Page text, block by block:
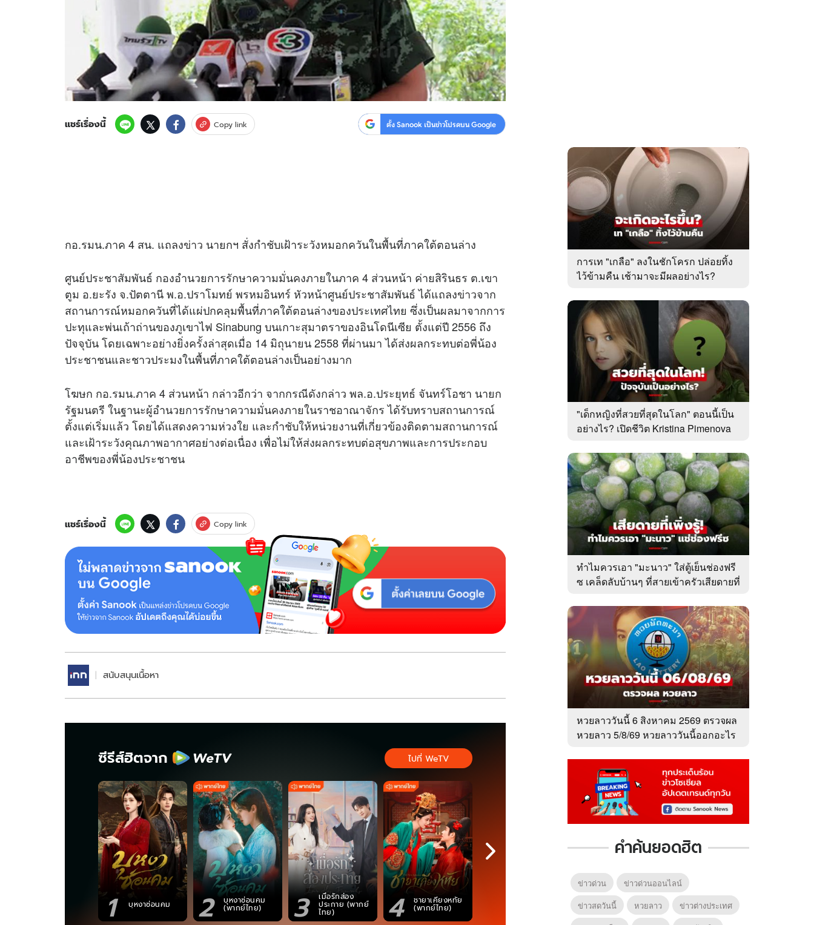
สงวนลิขสิทธิ์ © บริษัท อิมเมจ ฟิวเจอร์ (ประเทศไทย) จำกัด
แชร์เรื่องนี้ Copy link ตั้ง Sanook เป็นข่าวโปรดบน Google
กอ.รมน.ภาค 4 สน. แถลงข่าว นายกฯ สั่งกำชับเฝ้าระวังหมอกควันในพื้นที่ภาคใต้ตอนล่าง
ศูนย์ประชาสัมพันธ์ กองอำนวยการรักษาความมั่นคงภายในภาค 4 ส่วนหน้า ค่ายสิรินธร ต.เขา
ตูม อ.ยะรัง จ.ปัตตานี พ.อ.ปราโมทย์ พรหมอินทร์ หัวหน้าศูนย์ประชาสัมพันธ์ ได้แถลงข่าวจาก
สถานการณ์หมอกควันที่ได้แผ่ปกคลุมพื้นที่ภาคใต้ตอนล่างของประเทศไทย ซึ่งเป็นผลมาจากการ
ปะทุและพ่นเถ้าถ่านของภูเขาไฟ Sinabung บนเกาะสุมาตราของอินโดนีเซีย ตั้งแต่ปี 2556 ถึง
ปัจจุบัน โดยเฉพาะอย่างยิ่งครั้งล่าสุดเมื่อ 14 มิถุนายน 2558 ที่ผ่านมา ได้ส่งผลกระทบต่อพี่น้อง
ประชาชนและชาวประมงในพื้นที่ภาคใต้ตอนล่างเป็นอย่างมาก
โฆษก กอ.รมน.ภาค 4 ส่วนหน้า กล่าวอีกว่า จากกรณีดังกล่าว พล.อ.ประยุทธ์ จันทร์โอชา นายก
รัฐมนตรี ในฐานะผู้อำนวยการรักษาความมั่นคงภายในราชอาณาจักร ได้รับทราบสถานการณ์
ตั้งแต่เริ่มแล้ว โดยได้แสดงความห่วงใย และกำชับให้หน่วยงานที่เกี่ยวข้องติดตามสถานการณ์
และเฝ้าระวังคุณภาพอากาศอย่างต่อเนื่อง เพื่อไม่ให้ส่งผลกระทบต่อสุขภาพและการประกอบ
อาชีพของพี่น้องประชาชน
แชร์เรื่องนี้ Copy link
สนับสนุนเนื้อหา
ซีรีส์ฮิตจาก
1 บุหงาซ่อนคม 2 บุหงาซ่อนคม
(พากย์ไทย) 3 เมื่อรักส่อง
ประกาย (พากย์
ไทย) 4 ชายาเคียงหทัย
(พากย์ไทย) 5 6 หากวินาทีนั้นไม่
พบเธอ 7 หากวินาทีนั้นไม่
พบเธอ (พากย์
ไทย)
ไปที่ WeTV
การเท "เกลือ" ลงในชักโครก ปล่อยทิ้ง
ไว้ข้ามคืน เช้ามาจะมีผลอย่างไร?
"เด็กหญิงที่สวยที่สุดในโลก" ตอนนี้เป็น
อย่างไร? เปิดชีวิต Kristina Pimenova
ทำไมควรเอา "มะนาว" ใส่ตู้เย็นช่องฟรี
ซ เคล็ดลับบ้านๆ ที่สายเข้าครัวเสียดายที่
หวยลาววันนี้ 6 สิงหาคม 2569 ตรวจผล
หวยลาว 5/8/69 หวยลาววันนี้ออกอะไร
คำค้นยอดฮิต
ข่าวด่วน
ข่าวด่วนออนไลน์
ข่าวสดวันนี้
หวยลาว
ข่าวต่างประเทศ